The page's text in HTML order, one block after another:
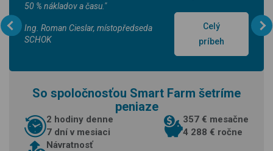
50 % nákladov a času."
Ing. Roman Cieslar, místopředseda
SCHOK
Celý
príbeh
So spoločnosťou Smart Farm šetríme
peniaze
2 hodiny denne
7 dní v mesiaci
357 € mesačne
4 288 € ročne
Návratnosť